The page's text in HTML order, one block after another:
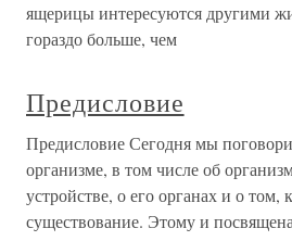
ящерицы интересуются другими
гораздо больше, чем
Предисловие
Предисловие Сегодня мы
организме, в том числе об
устройстве, о его органах и о том,
существование. Этому и